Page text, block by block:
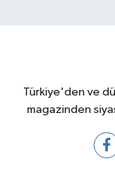
Türkiye'den ve
magazinden